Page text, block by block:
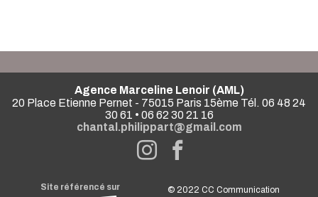
Agence Marceline Lenoir (AML)
20 Place Etienne Pernet - 75015 Paris 15ème Tél. 06 48 24
30 61 • 06 62 30 21 16
chantal.philippart@gmail.com
Site référencé sur © 2022CC Communication